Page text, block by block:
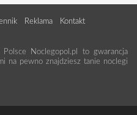
Reklama Kontakt
Noclegopol.pl to gwarancja
na pewno znajdziesz tanie noclegi